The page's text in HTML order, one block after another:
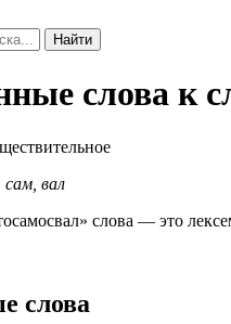
Найти
слова к
вал
слова — это
слова